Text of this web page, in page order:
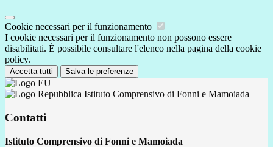
Cookie necessari per il funzionamento
I cookie necessari per il funzionamento non possono essere
disabilitati. È possibile consultare l'elenco nella pagina della cookie
policy.
Accetta tutti Salva le preferenze
Istituto Comprensivo di Fonni e Mamoiada
Contatti
Istituto Comprensivo di Fonni e Mamoiada